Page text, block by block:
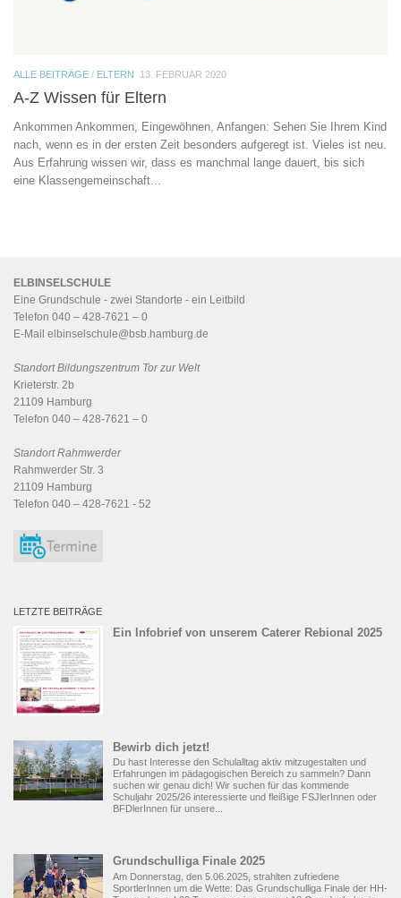
ALLE BEITRÄGE / ELTERN 13. FEBRUAR 2020
A-Z Wissen für Eltern
Ankommen Ankommen, Eingewöhnen, Anfangen: Sehen Sie Ihrem Kind
nach, wenn es in der ersten Zeit besonders aufgeregt ist. Vieles ist neu.
Aus Erfahrung wissen wir, dass es manchmal lange dauert, bis sich
eine Klassengemeinschaft...
ELBINSELSCHULE
Eine Grundschule - zwei Standorte - ein Leitbild
Telefon 040 – 428-7621 – 0
E-Mail elbinselschule@bsb.hamburg.de
Standort Bildungszentrum Tor zur Welt
Krieterstr. 2b
21109 Hamburg
Telefon 040 – 428-7621 – 0
Standort Rahmwerder
Rahmwerder Str. 3
21109 Hamburg
Telefon 040 – 428-7621 - 52
LETZTE BEITRÄGE
Ein Infobrief von unserem Caterer Rebional 2025
Bewirb dich jetzt!
Du hast Interesse den Schulalltag aktiv mitzugestalten und
Erfahrungen im pädagogischen Bereich zu sammeln? Dann
suchen wir genau dich! Wir suchen für das kommende
Schuljahr 2025/26 interessierte und fleißige FSJlerInnen oder
BFDlerInnen für unsere...
Grundschulliga Finale 2025
Am Donnerstag, den 5.06.2025, strahlten zufriedene
SportlerInnen um die Wette: Das Grundschulliga Finale der HH-